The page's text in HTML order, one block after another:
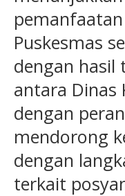
Puskesmas
dengan hasil
antara Dinas
dengan
mendorong
dengan
terkait